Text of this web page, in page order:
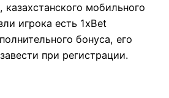
мобильного
игрока есть 1xBet
бонуса, его
при регистрации.